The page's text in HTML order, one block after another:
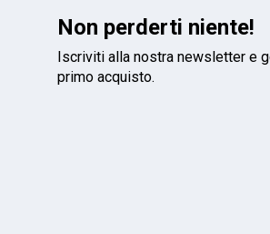
Non perderti niente!
Iscriviti alla nostra newsletter e
primo acquisto.